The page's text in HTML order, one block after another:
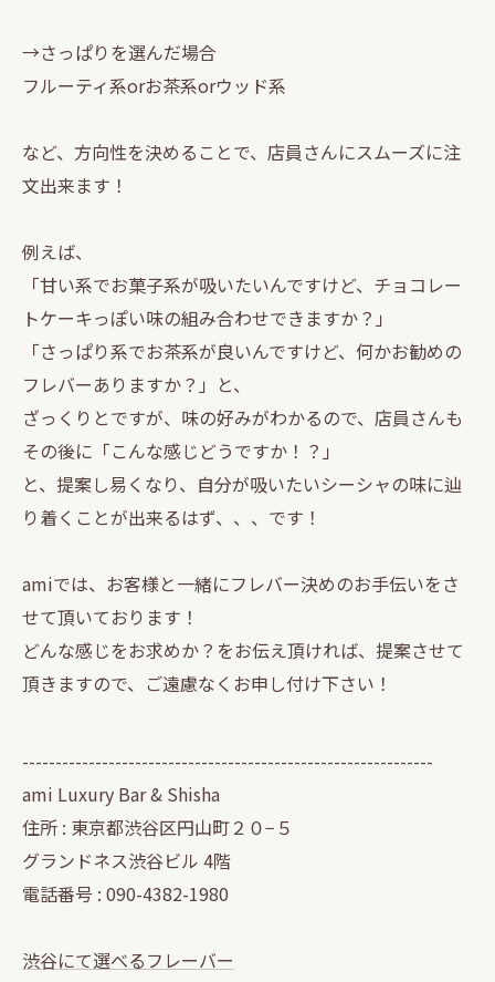
→さっぱりを選んだ場合
フルーティ系orお茶系orウッド系
など、方向性を決めることで、店員さんにスムーズに注
文出来ます！
例えば、
「甘い系でお菓子系が吸いたいんですけど、チョコレー
トケーキっぽい味の組み合わせできますか？」
「さっぱり系でお茶系が良いんですけど、何かお勧めの
フレバーありますか？」と、
ざっくりとですが、味の好みがわかるので、店員さんも
その後に「こんな感じどうですか！？」
と、提案し易くなり、自分が吸いたいシーシャの味に辿
り着くことが出来るはず、、、です！
amiでは、お客様と一緒にフレバー決めのお手伝いをさ
せて頂いております！
どんな感じをお求めか？をお伝え頂ければ、提案させて
頂きますので、ご遠慮なくお申し付け下さい！
--------------------------------------------------------------
ami Luxury Bar & Shisha
住所 : 東京都渋谷区円山町２０−５
グランドネス渋谷ビル 4階
電話番号 : 090-4382-1980
渋谷にて選べるフレーバー